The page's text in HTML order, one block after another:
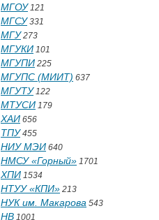
МГОУ121
МГСУ331
МГУ273
МГУКИ 101
МГУПИ 225
МГУПС (МИИТ) 637
МГУТУ122
МТУСИ 179
ХАИ 656
ТПУ455
НИУ МЭИ 640
НМСУ «Горный» 1701
ХПИ 1534
НТУУ «КПИ» 213
НУК им. Макарова 543
НВ 1001